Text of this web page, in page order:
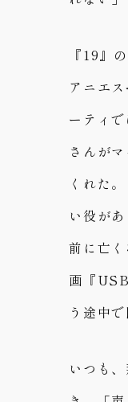
『19』
アニエ
ーティ
さんが
くれた
い役が
前に亡
画『
う途中で
いつも